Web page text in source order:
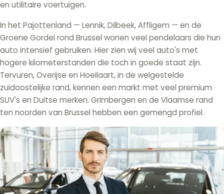
en utilitaire voertuigen.
In het Pajottenland — Lennik, Dilbeek, Affligem — en de
Groene Gordel rond Brussel wonen veel pendelaars die hun
auto intensief gebruiken. Hier zien wij veel auto's met
hogere kilometerstanden die toch in goede staat zijn.
Tervuren, Overijse en Hoeilaart, in de welgestelde
zuidoostelijke rand, kennen een markt met veel premium
SUV's en Duitse merken. Grimbergen en de Vlaamse rand
ten noorden van Brussel hebben een gemengd profiel.